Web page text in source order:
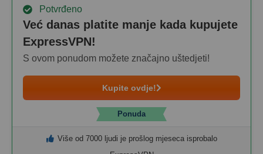
Potvrđeno
Već danas platite manje kada kupujete
ExpressVPN!
S ovom ponudom možete značajno uštedjeti!
Kupite ovdje!
Ponuda
Više od 7000 ljudi je prošlog mjeseca isprobalo